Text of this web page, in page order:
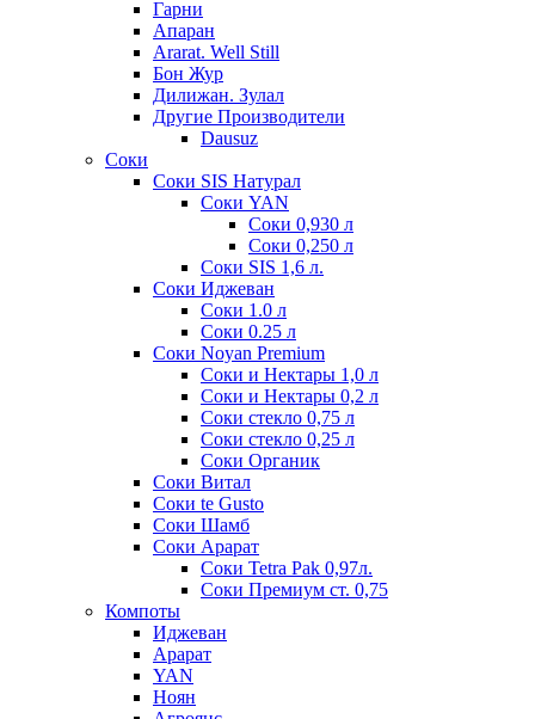
Гарни
Апаран
Ararat. Well Still
Бон Жур
Дилижан. Зулал
Другие Производители
Dausuz
Соки
Соки SIS Натурал
Соки YAN
Соки 0,930 л
Соки 0,250 л
Соки SIS 1,6 л.
Соки Иджеван
Соки 1.0 л
Соки 0.25 л
Соки Noyan Premium
Соки и Нектары 1,0 л
Соки и Нектары 0,2 л
Соки стекло 0,75 л
Соки стекло 0,25 л
Соки Органик
Соки Витал
Соки te Gusto
Соки Шамб
Соки Арарат
Соки Tetra Pak 0,97л.
Соки Премиум ст. 0,75
Компоты
Иджеван
Арарат
YAN
Ноян